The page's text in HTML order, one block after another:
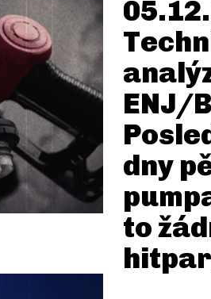
ENJ/
dny
to